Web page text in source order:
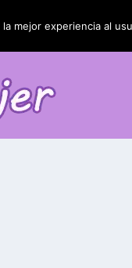
mejor experiencia al